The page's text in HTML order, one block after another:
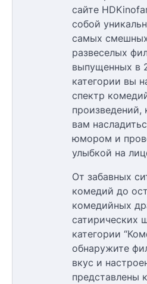
сайте
собой
самых
развеселых
выпущенных в
категории вы
спектр
произведений,
вам
юмором и
улыбкой на
От забавных
комедий до
комедийных
сатирических
категории
обнаружите
вкус и
представлены